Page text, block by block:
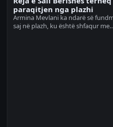
paraqitjen nga plazhi
Armina Mevlani ka ndarë së
saj në plazh, ku është shfaqur